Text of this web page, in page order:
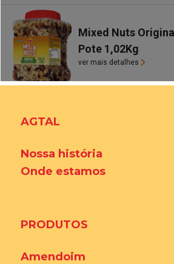
AGTAL
Nossa história
Onde estamos
PRODUTOS
Amendoim